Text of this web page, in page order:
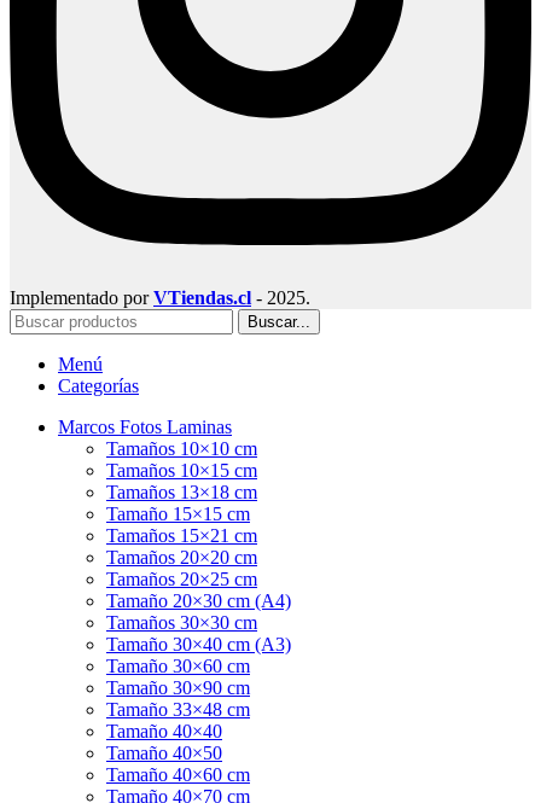
Implementado porVTiendas.cl - 2025.
Buscar...
Menú
Categorías
Marcos Fotos Laminas
Tamaños 10×10 cm
Tamaños 10×15 cm
Tamaños 13×18 cm
Tamaño 15×15 cm
Tamaños 15×21 cm
Tamaños 20×20 cm
Tamaños 20×25 cm
Tamaño 20×30 cm (A4)
Tamaños 30×30 cm
Tamaño 30×40 cm (A3)
Tamaño 30×60 cm
Tamaño 30×90 cm
Tamaño 33×48 cm
Tamaño 40×40
Tamaño 40×50
Tamaño 40×60 cm
Tamaño 40×70 cm